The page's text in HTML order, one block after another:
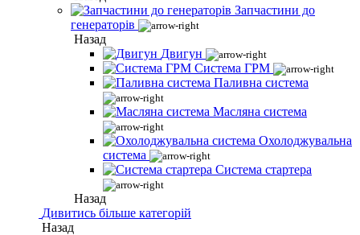
Запчастини до
генераторів
Назад
Двигун
Система ГРМ
Паливна система
Масляна система
Охолоджувальна
система
Система стартера
Назад
Дивитись більше категорій
Назад